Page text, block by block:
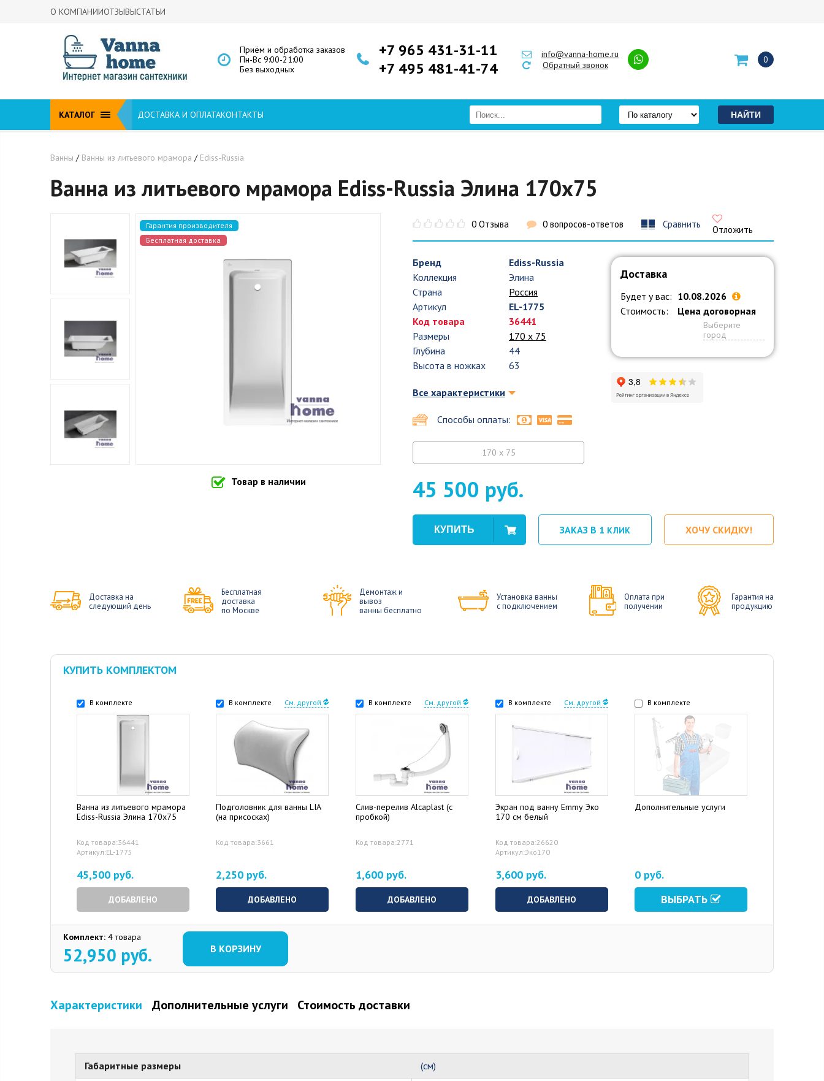
О КОМПАНИИОТЗЫВЫСТАТЬИ
Приём и обработка заказов
Пн-Вс 9:00-21:00
Без выходных
+7 965 431-31-11
+7 495 481-41-74
info@vanna-home.ru
Обратный звонок
0
КАТАЛОГ ДОСТАВКА И ОПЛАТАКОНТАКТЫ
Ванны / Ванны из литьевого мрамора / Ediss-Russia
Ванна из литьевого мрамора Ediss-Russia Элина 170x75
Бесплатная доставка
Гарантия производителя
Товар в наличии
0 Отзыва 0 вопросов-ответов Сравнить Отложить
Бренд
Ediss-Russia
Коллекция
Элина
Страна
Россия
Артикул
EL-1775
Код товара
36441
Размеры
170 х 75
Глубина
44
Высота в ножках
63
Все характеристики
Способы оплаты:
170 x 75
Доставка
Будет у вас: 10.08.2026
Стоимость:
Цена договорная
Выберите
город
45 500 руб.
ЗАКАЗ В 1 КЛИК ХОЧУ СКИДКУ!
Доставка на
следующий день
Бесплатная
доставка
по Москве
Демонтаж и
вывоз
ванны бесплатно
Установка ванны
с подключением
Оплата при
получении
Гарантия на
продукцию
КУПИТЬ КОМПЛЕКТОМ
В комплекте
Ванна из литьевого мрамора
Ediss-Russia Элина 170x75
Код товара:36441
Артикул:EL-1775
45,500 руб.
ДОБАВЛЕНО
В комплекте См. другой
Подголовник для ванны LIA
(на присосках)
Код товара:3661
2,250 руб.
ДОБАВЛЕНО
В комплекте См. другой
Слив-перелив Alcaplast (с
пробкой)
Код товара:2771
1,600 руб.
ДОБАВЛЕНО
В комплекте См. другой
Экран под ванну Emmy Эко
170 см белый
Код товара:26620
Артикул:Эко170
3,600 руб.
ДОБАВЛЕНО
В комплекте
Дополнительные услуги
0 руб.
ВЫБРАТЬ
Комплект: 4 товара
52,950 руб. В КОРЗИНУ
Характеристики Дополнительные услуги Стоимость доставки
Габаритные размеры
(см)